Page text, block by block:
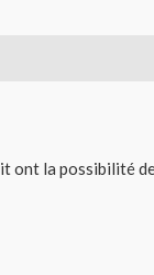
ont la possibilité